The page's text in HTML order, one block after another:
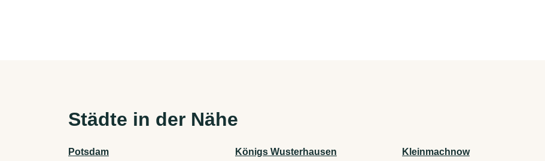
Städte in der Nähe
Potsdam Königs Wusterhausen Kleinmachnow